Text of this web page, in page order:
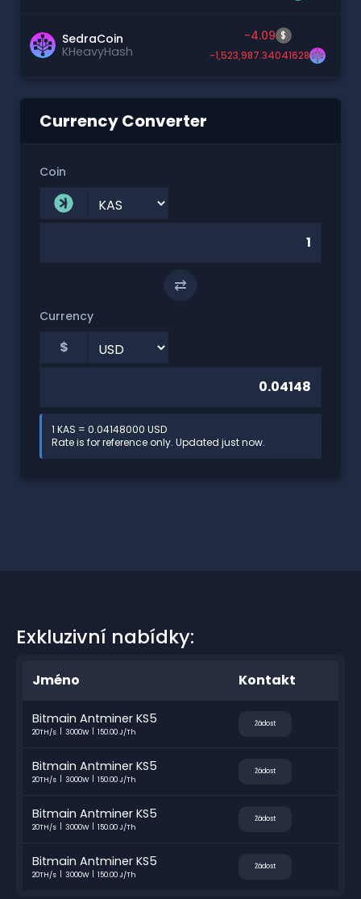
SedraCoin
KHeavyHash
-4.09 $
-1,523,987.34041628
Currency Converter
Coin
⇄
Currency
$
1 KAS = 0.04148000 USD
Rate is for reference only. Updated just now.
Exkluzivní nabídky:
Jméno Kontakt
Bitmain Antminer KS5
20TH/s 3000W 150.00 J/Th
Žádost
Bitmain Antminer KS5
20TH/s 3000W 150.00 J/Th
Žádost
Bitmain Antminer KS5
20TH/s 3000W 150.00 J/Th
Žádost
Bitmain Antminer KS5
20TH/s 3000W 150.00 J/Th
Žádost